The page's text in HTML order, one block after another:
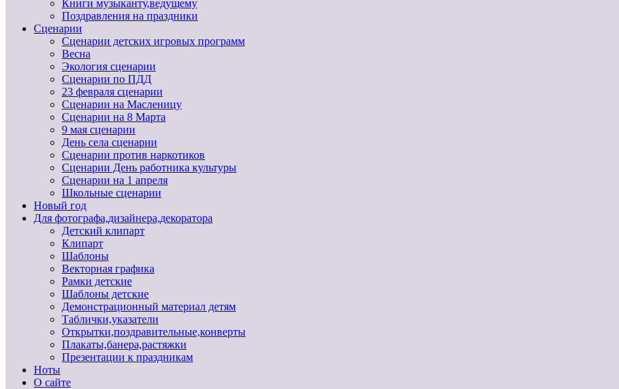
Книги музыканту,ведущему
Поздравления на праздники
Сценарии
Сценарии детских игровых программ
Весна
Экология сценарии
Сценарии по ПДД
23 февраля сценарии
Сценарии на Масленицу
Сценарии на 8 Марта
9 мая сценарии
День села сценарии
Сценарии против наркотиков
Сценарии День работника культуры
Сценарии на 1 апреля
Школьные сценарии
Новый год
Для фотографа,дизайнера,декоратора
Детский клипарт
Клипарт
Шаблоны
Векторная графика
Рамки детские
Шаблоны детские
Демонстрационный материал детям
Таблички,указатели
Открытки,поздравительные,конверты
Плакаты,банера,растяжки
Презентации к праздникам
Ноты
О сайте